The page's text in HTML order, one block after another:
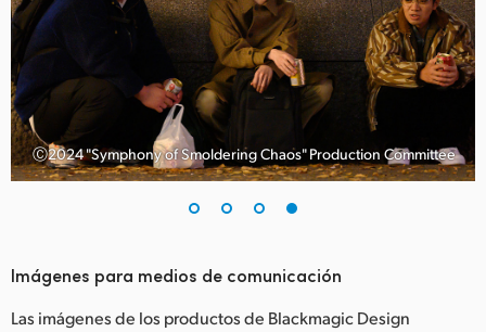
Ⓒ2024 "Symphony of Smoldering Chaos" Production Committee
Imágenes para medios de comunicación
Las imágenes de los productos de Blackmagic Design